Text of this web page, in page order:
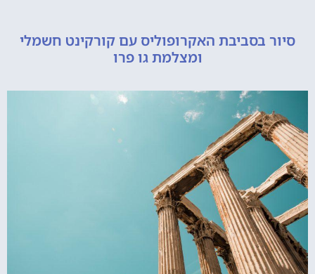
סיור בסביבת האקרופוליס עם קורקינט חשמלי
ומצלמת גו פרו